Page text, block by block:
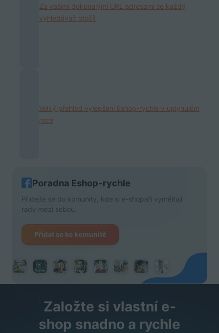
Za vašimi dokonalými URL adresami se každý
vyhledávač otočí!
Velký přehled vylepšení Eshop-rychle v uplynulém
roce
Poradna Eshop-rychle
Přidejte se do komunity, kde si e-shopaři vyměňují
rady mezi sebou.
Přidat se ke komunitě
Založte si vlastní e-
shop snadno a rychle